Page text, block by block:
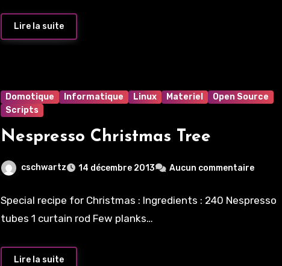
Lire la suite
Domotique Informatique Linux Materiel
Open Source
Scripts
Nespresso Christmas Tree
cschwartz 14 décembre 2013 Aucun commentaire
Special recipe for Christmas : Ingredients : 240 Nespresso
tubes 1 curtain rod Few planks…
Lire la suite